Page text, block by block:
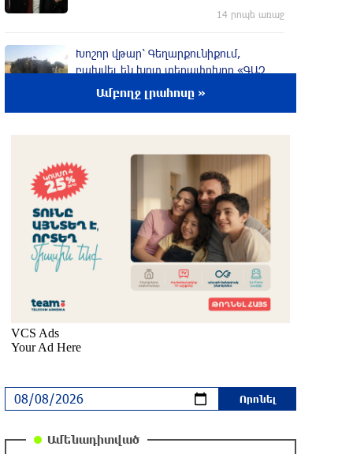
14 րոպե առաջ
Խոշոր վթար՝ Գեղարքունիքում,
բախվել են խոտ տեղափոխող «ԳԱԶ
53» և «Opel»․ Shamshyan
հեռախոսազրույց են ունեցել
39 րոպե առաջ
Ռուսաստանից Ադրբեջանի տարածքով
Հայաստան է ուղարկվել 15 վագոն
ցորեն և 10 վագոն քարածուխ
մեկ ժամ առաջ
դուրս գալը ԵԱՏՄ-ից չի կարող
մեկ ժամ առաջ
անկում
Ամբողջ լրահոսը »
Ամենադիտված